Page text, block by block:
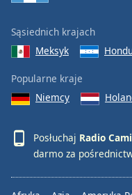
Modal
End
dialog
window.
Sąsiednich krajach
Meksyk
Popularne kraje
Niemcy
Posłuchaj Radio
darmo za